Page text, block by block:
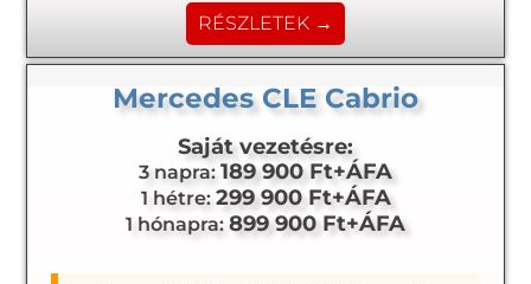
RÉSZLETEK →
Mercedes CLE Cabrio
Saját vezetésre:
3 napra: 189 900 Ft+ÁFA
1 hétre: 299 900 Ft+ÁFA
1 hónapra: 899 900 Ft+ÁFA